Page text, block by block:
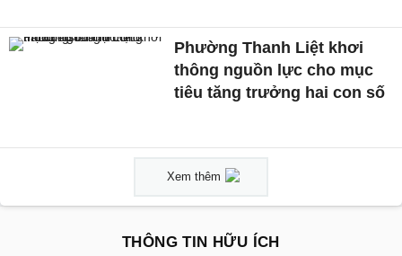
Phường Thanh Liệt khơi
thông nguồn lực cho mục
tiêu tăng trưởng hai con số
Xem thêm
THÔNG TIN HỮU ÍCH